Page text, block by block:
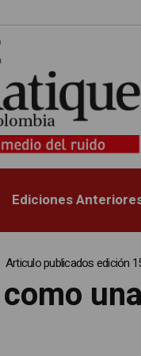
Ediciones
Articulo publicados edición